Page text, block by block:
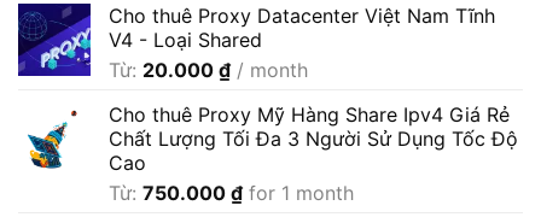
Cho thuê Proxy Datacenter Việt Nam Tĩnh
V4 - Loại Shared
Từ: 20.000 ₫ / month
Cho thuê Proxy Mỹ Hàng Share Ipv4 Giá Rẻ
Chất Lượng Tối Đa 3 Người Sử Dụng Tốc Độ
Cao
Từ: 750.000 ₫ for 1 month